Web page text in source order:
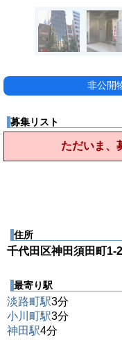
非公開
募集リスト
ただいま、
住所
千代田区神田須田町1-
最寄り駅
淡路町駅3分
小川町駅3分
神田駅4分